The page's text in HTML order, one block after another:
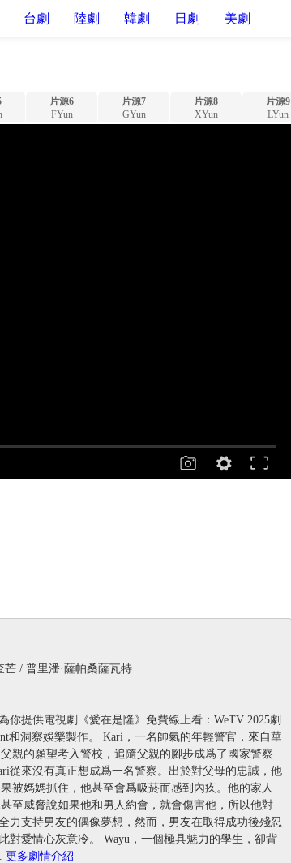
台劇 陸劇 韓劇 日劇 美劇
片源6
FYun
片源7
GYun
片源8
XYun
片源9
LYun
芒 / 普里潘·薩帕桑薩瓦特
你提供電視劇《愛在是隆》免費線上看：WeTV 2025劇
和洞察娛樂製作。 Kari，一名帥氣的年輕警官，來自華
親的願望考入警校，追隨父親的腳步成爲了國家警察
從來沒有真正想成爲一名警察。出於對父母的忠誠，他
被媽媽抓住，他甚至會爲吸菸而感到內疚。他的家人
至威脅說如果他和男人約會，就會傷害他，所以他對
力支持男友的偶像夢想，然而，男友在取得成功後殘忍
對愛情心灰意冷。 Wayu，一個極具魅力的學生，卻背
更多劇情介紹